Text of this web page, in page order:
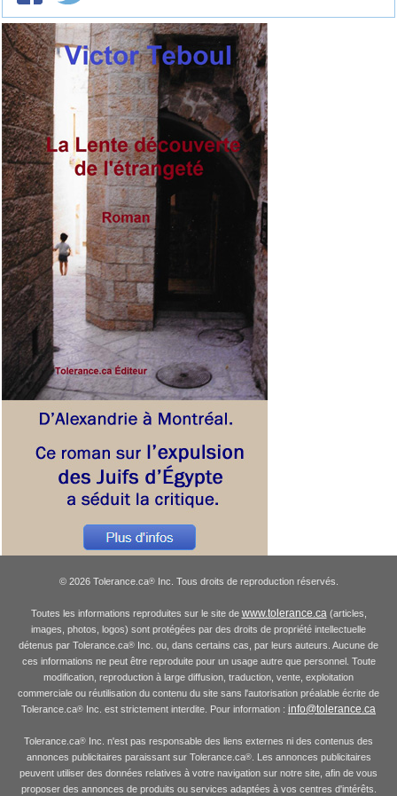
© 2026 Tolerance.ca®Inc. Tous droits de reproduction réservés.
Toutes les informations reproduites sur le site de www.tolerance.ca (articles,
images, photos, logos) sont protégées par des droits de propriété intellectuelle
détenus par Tolerance.ca® Inc. ou, dans certains cas, par leurs auteurs. Aucune de
ces informations ne peut être reproduite pour un usage autre que personnel. Toute
modification, reproduction à large diffusion, traduction, vente, exploitation
commerciale ou réutilisation du contenu du site sans l'autorisation préalable écrite de
Tolerance.ca® Inc. est strictement interdite. Pour information : info@tolerance.ca
Tolerance.ca® Inc. n'est pas responsable des liens externes ni des contenus des
annonces publicitaires paraissant sur Tolerance.ca®. Les annonces publicitaires
peuvent utiliser des données relatives à votre navigation sur notre site, afin de vous
proposer des annonces de produits ou services adaptées à vos centres d'intérêts.